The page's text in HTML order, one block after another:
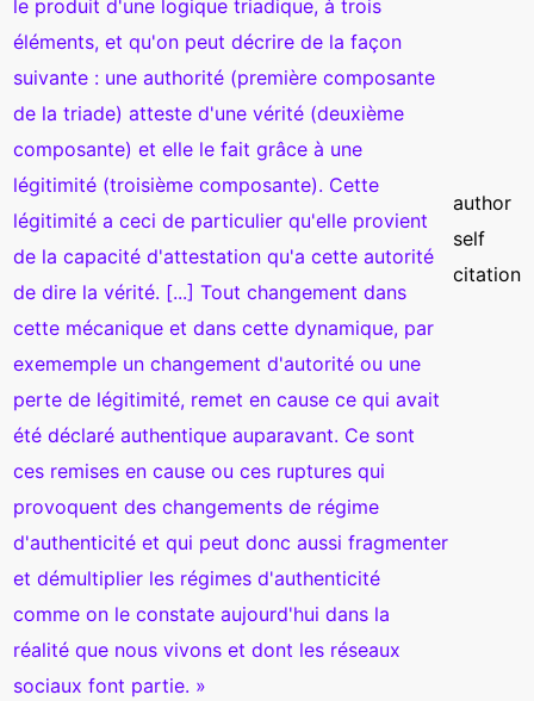
le produit d'une logique triadique, à trois
éléments, et qu'on peut décrire de la façon
suivante : une authorité (première composante
de la triade) atteste d'une vérité (deuxième
composante) et elle le fait grâce à une
légitimité (troisième composante). Cette
légitimité a ceci de particulier qu'elle provient
de la capacité d'attestation qu'a cette autorité
de dire la vérité. [...] Tout changement dans
cette mécanique et dans cette dynamique, par
exememple un changement d'autorité ou une
perte de légitimité, remet en cause ce qui avait
été déclaré authentique auparavant. Ce sont
ces remises en cause ou ces ruptures qui
provoquent des changements de régime
d'authenticité et qui peut donc aussi fragmenter
et démultiplier les régimes d'authenticité
comme on le constate aujourd'hui dans la
réalité que nous vivons et dont les réseaux
sociaux font partie. »
author
self
citation